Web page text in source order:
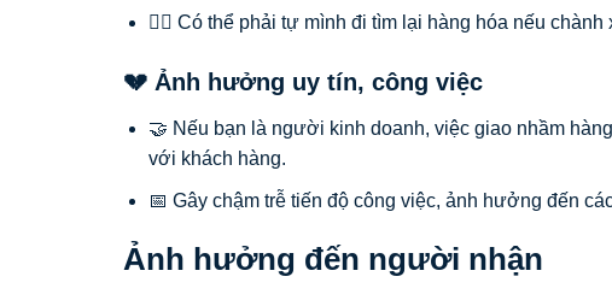
🚶‍♂️ Có thể phải tự mình đi tìm lại hàng hóa nếu chành
💔 Ảnh hưởng uy tín, công việc
🤝 Nếu bạn là người kinh doanh, việc giao nhầm
với khách hàng.
📅 Gây chậm trễ tiến độ công việc, ảnh hưởng đến
Ảnh hưởng đến người nhận